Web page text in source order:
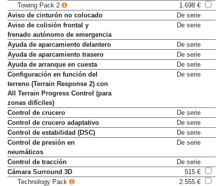
Towing Pack 2
1.698 €
Aviso de cinturón no colocado
De serie
Aviso de colisión frontal y
frenado autónomo de emergencia
De serie
Ayuda de aparcamiento delantero
De serie
Ayuda de aparcamiento trasero
De serie
Ayuda de arranque en cuesta
De serie
Configuración en función del
terreno (Terrain Response 2) con
All Terrain Progress Control (para
zonas difíciles)
De serie
Control de crucero
De serie
Control de crucero adaptativo
De serie
Control de estabilidad (DSC)
De serie
Control de presión en
neumáticos
De serie
Control de tracción
De serie
Cámara Surround 3D
515 €
Technology Pack
2.555 €